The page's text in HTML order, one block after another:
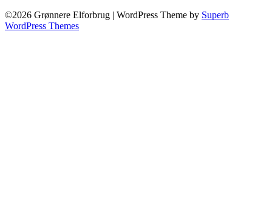
©2026 Grønnere Elforbrug | WordPress Theme by Superb
WordPress Themes